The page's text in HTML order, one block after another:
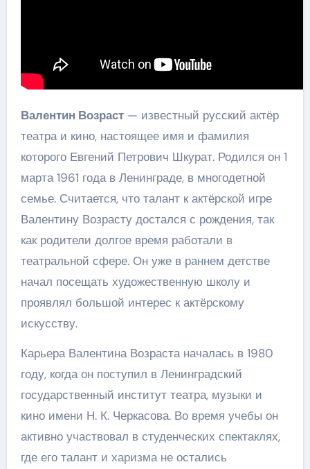
Валентин Возраст— известный русский актёр
театра и кино, настоящее имя и фамилия
которого Евгений Петрович Шкурат. Родился он 1
марта 1961 года в Ленинграде, в многодетной
семье. Считается, что талант к актёрской игре
Валентину Возрасту достался с рождения, так
как родители долгое время работали в
театральной сфере. Он уже в раннем детстве
начал посещать художественную школу и
проявлял большой интерес к актёрскому
искусству.
Карьера Валентина Возраста началась в 1980
году, когда он поступил в Ленинградский
государственный институт театра, музыки и
кино имени Н. К. Черкасова. Во время учебы он
активно участвовал в студенческих спектаклях,
где его талант и харизма не остались